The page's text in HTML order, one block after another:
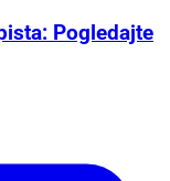
Pogledajte